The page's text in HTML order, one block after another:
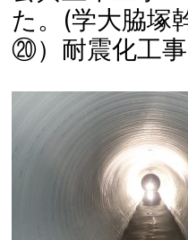
た。(学大脇塚
⑳）耐震化工